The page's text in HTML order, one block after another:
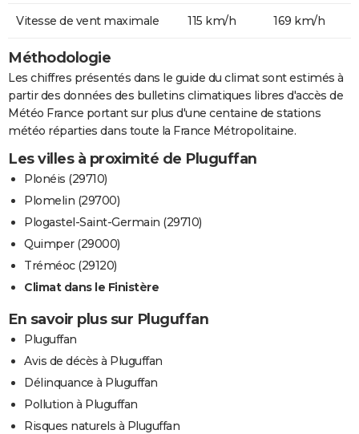
Vitesse de vent maximale 115 km/h 169 km/h
Méthodologie
Les chiffres présentés dans le guide du climat sont estimés à
partir des données des bulletins climatiques libres d'accès de
Météo France portant sur plus d'une centaine de stations
météo réparties dans toute la France Métropolitaine.
Les villes à proximité de Pluguffan
Plonéis (29710)
Plomelin (29700)
Plogastel-Saint-Germain (29710)
Quimper (29000)
Tréméoc (29120)
Climat dans le Finistère
En savoir plus sur Pluguffan
Pluguffan
Avis de décès à Pluguffan
Délinquance à Pluguffan
Pollution à Pluguffan
Risques naturels à Pluguffan